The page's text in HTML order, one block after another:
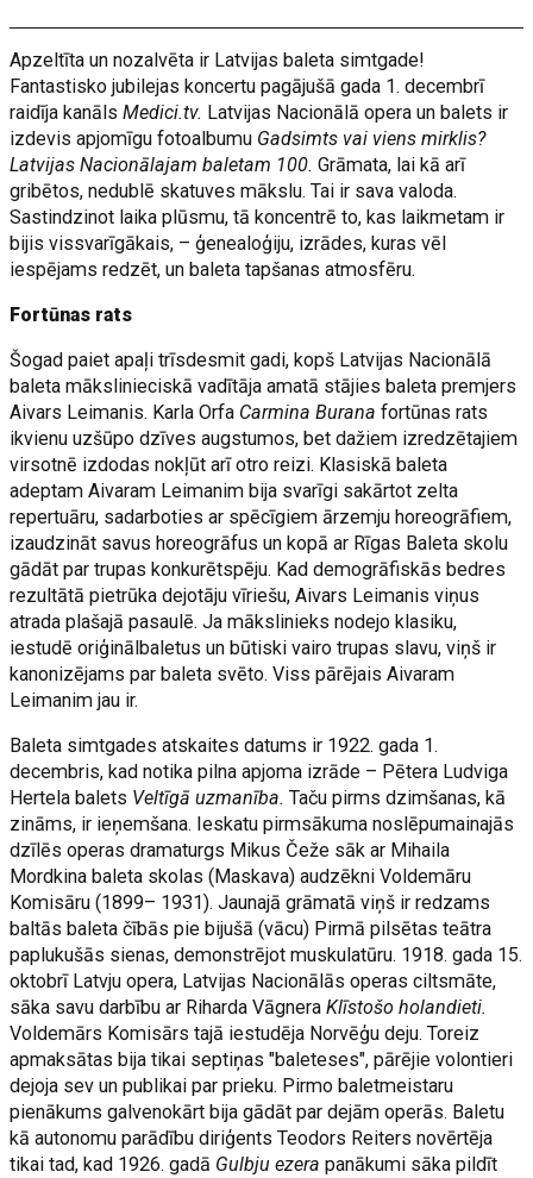
Apzeltīta un nozalvēta ir Latvijas baleta simtgade!
Fantastisko jubilejas koncertu pagājušā gada 1. decembrī
raidīja kanālsMedici.tv. Latvijas Nacionālā opera un balets ir
izdevis apjomīgu fotoalbumu Gadsimts vai viens mirklis?
Latvijas Nacionālajam baletam 100. Grāmata, lai kā arī
gribētos, nedublē skatuves mākslu. Tai ir sava valoda.
Sastindzinot laika plūsmu, tā koncentrē to, kas laikmetam ir
bijis vissvarīgākais, – ģenealoģiju, izrādes, kuras vēl
iespējams redzēt, un baleta tapšanas atmosfēru.
Fortūnas rats
Šogad paiet apaļi trīsdesmit gadi, kopš Latvijas Nacionālā
baleta mākslinieciskā vadītāja amatā stājies baleta premjers
Aivars Leimanis. Karla Orfa Carmina Burana fortūnas rats
ikvienu uzšūpo dzīves augstumos, bet dažiem izredzētajiem
virsotnē izdodas nokļūt arī otro reizi. Klasiskā baleta
adeptam Aivaram Leimanim bija svarīgi sakārtot zelta
repertuāru, sadarboties ar spēcīgiem ārzemju horeogrāfiem,
izaudzināt savus horeogrāfus un kopā ar Rīgas Baleta skolu
gādāt par trupas konkurētspēju. Kad demogrāfiskās bedres
rezultātā pietrūka dejotāju vīriešu, Aivars Leimanis viņus
atrada plašajā pasaulē. Ja mākslinieks nodejo klasiku,
iestudē oriģinālbaletus un būtiski vairo trupas slavu, viņš ir
kanonizējams par baleta svēto. Viss pārējais Aivaram
Leimanim jau ir.
Baleta simtgades atskaites datums ir 1922. gada 1.
decembris, kad notika pilna apjoma izrāde – Pētera Ludviga
Hertela balets Veltīgā uzmanība. Taču pirms dzimšanas, kā
zināms, ir ieņemšana. Ieskatu pirmsākuma noslēpumainajās
dzīlēs operas dramaturgs Mikus Čeže sāk ar Mihaila
Mordkina baleta skolas (Maskava) audzēkni Voldemāru
Komisāru (1899– 1931). Jaunajā grāmatā viņš ir redzams
baltās baleta čībās pie bijušā (vācu) Pirmā pilsētas teātra
paplukušās sienas, demonstrējot muskulatūru. 1918. gada 15.
oktobrī Latvju opera, Latvijas Nacionālās operas ciltsmāte,
sāka savu darbību ar Riharda VāgneraKlīstošo holandieti.
Voldemārs Komisārs tajā iestudēja Norvēģu deju. Toreiz
apmaksātas bija tikai septiņas "baleteses", pārējie volontieri
dejoja sev un publikai par prieku. Pirmo baletmeistaru
pienākums galvenokārt bija gādāt par dejām operās. Baletu
kā autonomu parādību diriģents Teodors Reiters novērtēja
tikai tad, kad 1926. gadā Gulbju ezera panākumi sāka pildīt